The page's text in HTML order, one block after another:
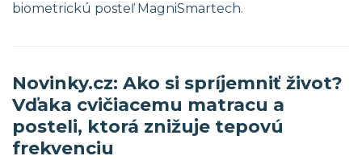
biometrickú posteľ MagniSmartech.
Novinky.cz: Ako si spríjemniť život?
Vďaka cvičiacemu matracu a
posteli, ktorá znižuje tepovú
frekvenciu